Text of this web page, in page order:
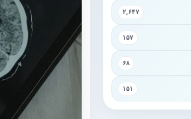
۲,۶۴۷
۱۵۷
۶۸
۱۵۱